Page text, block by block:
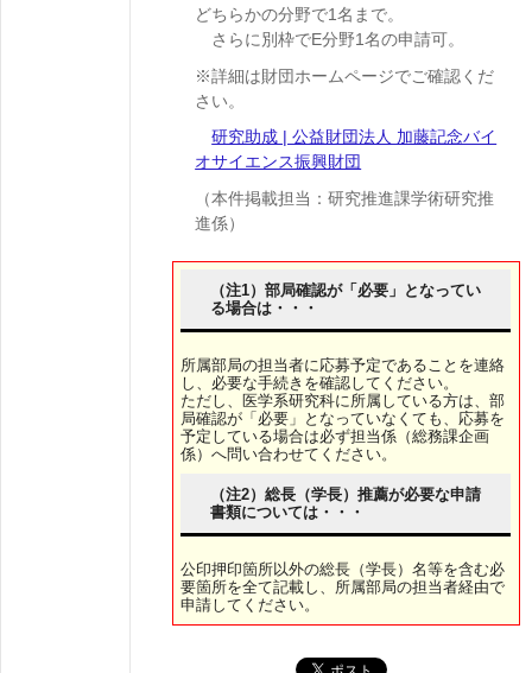
どちらかの分野で1名まで。
さらに別枠でE分野1名の申請可。
※詳細は財団ホームページでご確認くだ
さい。
研究助成 | 公益財団法人 加藤記念バイ
オサイエンス振興財団
（本件掲載担当：研究推進課学術研究推
進係）
（注1）部局確認が「必要」となってい
る場合は・・・
所属部局の担当者に応募予定であることを連絡
し、必要な手続きを確認してください。
ただし、医学系研究科に所属している方は、部
局確認が「必要」となっていなくても、応募を
予定している場合は必ず担当係（総務課企画
係）へ問い合わせてください。
（注2）総長（学長）推薦が必要な申請
書類については・・・
公印押印箇所以外の総長（学長）名等を含む必
要箇所を全て記載し、所属部局の担当者経由で
申請してください。